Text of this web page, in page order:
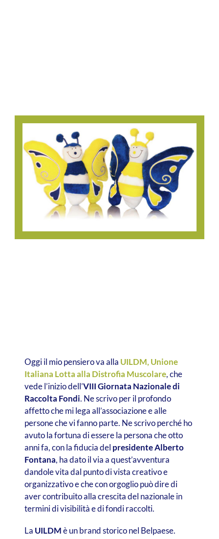
Oggi il mio pensiero va alla UILDM, Unione
Italiana Lotta alla Distrofia Muscolare, che
vede l’inizio dell’VIII Giornata Nazionale di
Raccolta Fondi. Ne scrivo per il profondo
affetto che mi lega all’associazione e alle
persone che vi fanno parte. Ne scrivo perché ho
avuto la fortuna di essere la persona che otto
anni fa, con la fiducia del presidente Alberto
Fontana, ha dato il via a quest’avventura
dandole vita dal punto di vista creativo e
organizzativo e che con orgoglio può dire di
aver contribuito alla crescita del nazionale in
termini di visibilità e di fondi raccolti.
La UILDMè un brand storico nel Belpaese.